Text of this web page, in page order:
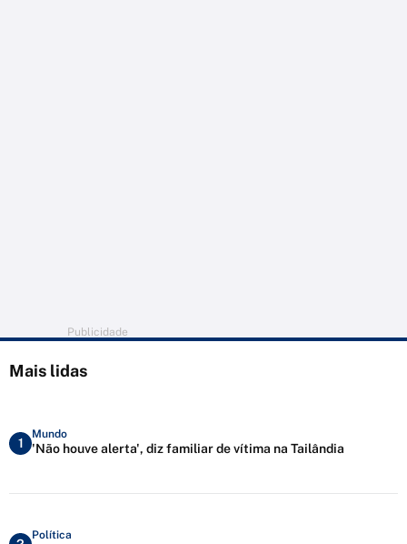
Publicidade
Mais lidas
1
Mundo
'Não houve alerta', diz familiar de vítima na Tailândia
Política